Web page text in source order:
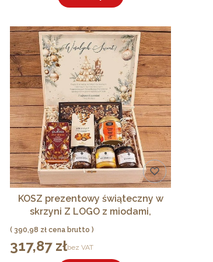
bez VAT
Do koszyka
KOSZ prezentowy świąteczny w
skrzyni Z LOGO z miodami,
herbatami i słodyczami
Cena
390,98 zł
Cena
317,87 złbez VAT